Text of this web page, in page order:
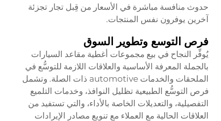
حدوث منافسة مباشرة في الأسعار من قِبل تجار تجزئة
آخرين يوفرون نفس المنتجات.
فرص التوسع وتطوير السوق
يُوفِّر النجاح في بيع مجموعات أغطية مقاعد السيارات
بالجملة المعرفة الأساسية والعلاقات اللازمة للتوسُّع في
الملحقات والخدمات automotive ذات الصلة. وتشمل
فرص التوسُّع الطبيعية تظليل النوافذ، وخدمات التلميع
التفصيلية، والتعديلات الخاصة بالأداء، والتي تستفيد من
العلاقات الحالية مع العملاء مع تنويع مصادر الإيرادات